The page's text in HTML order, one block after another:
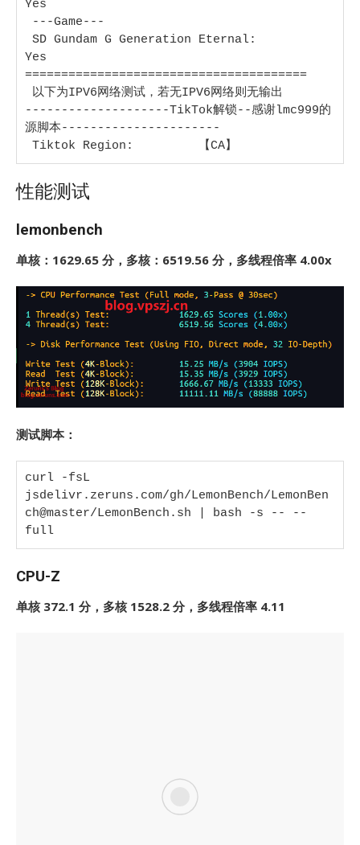
Yes
Yes
=======================================
--------------------TikTok解锁--感谢lmc999的
源脚本----------------------
Tiktok Region:         【CA】
性能测试
lemonbench
单核：1629.65 分，多核：6519.56 分，多线程倍率 4.00x
测试脚本：
curl -fsL
jsdelivr.zeruns.com/gh/LemonBench/LemonBen
ch@master/LemonBench.sh | bash -s -- --
full
CPU-Z
单核 372.1 分，多核 1528.2 分，多线程倍率 4.11